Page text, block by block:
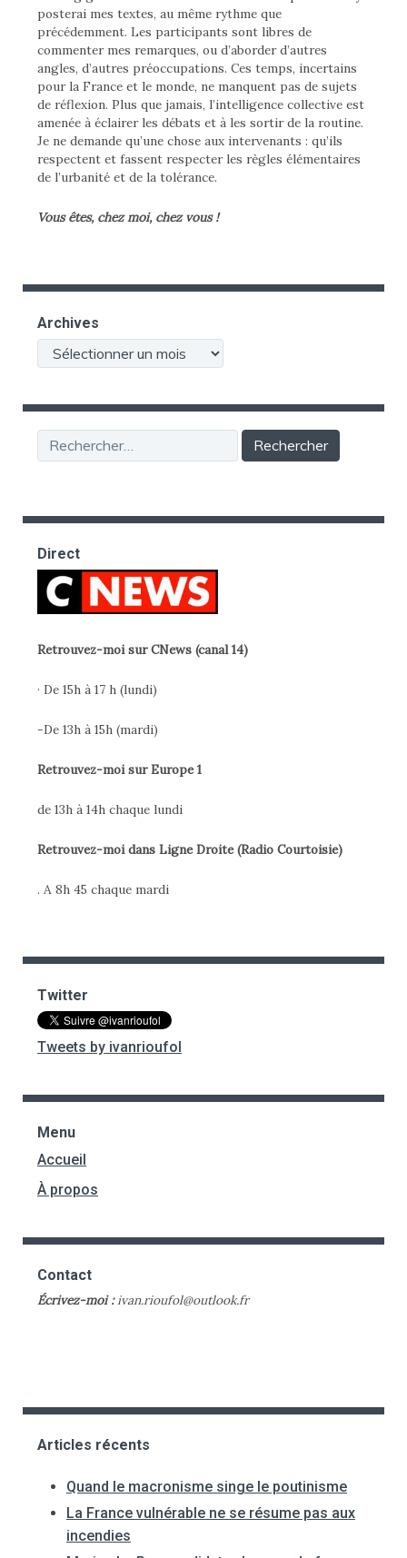
posterai mes textes, au même rythme que
précédemment. Les participants sont libres de
commenter mes remarques, ou d’aborder d’autres
angles, d’autres préoccupations. Ces temps, incertains
pour la France et le monde, ne manquent pas de sujets
de réflexion. Plus que jamais, l’intelligence collective est
amenée à éclairer les débats et à les sortir de la routine.
Je ne demande qu’une chose aux intervenants : qu’ils
respectent et fassent respecter les règles élémentaires
de l’urbanité et de la tolérance.
Vous êtes, chez moi, chez vous !
Archives
Archives
Rechercher :
Direct
Retrouvez-moi sur CNews (canal 14)
· De 15h à 17 h (lundi)
-De 13h à 15h (mardi)
Retrouvez-moi sur Europe 1
de 13h à 14h chaque lundi
Retrouvez-moi dans Ligne Droite (Radio Courtoisie)
. A 8h 45 chaque mardi
Twitter
Tweets by ivanrioufol
Menu
Accueil
À propos
Contact
Écrivez-moi :ivan.rioufol@outlook.fr
Articles récents
Quand le macronisme singe le poutinisme
La France vulnérable ne se résume pas aux
incendies